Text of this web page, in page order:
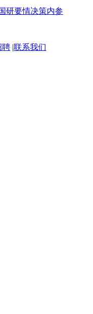
研要情决策内参
聘 |联系我们